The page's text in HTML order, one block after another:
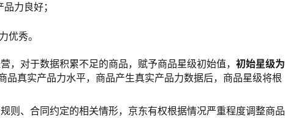
力良好；
优秀。
，对于数据积累不足的商品，赋予商品星级初始值，初始星级为
品真实产品力水平，商品产生真实产品力数据后，商品星级将根
则、合同约定的相关情形，京东有权根据情况严重程度调整商品